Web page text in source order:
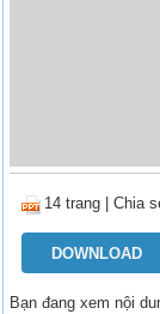
14 trang |Chia
DOWNLOAD
Bạn đang xem nội